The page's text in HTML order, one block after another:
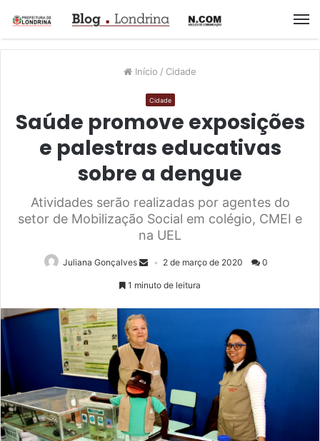
Início / Cidade
Cidade
Saúde promove exposições
e palestras educativas
sobre a dengue
Atividades serão realizadas por agentes do
setor de Mobilização Social em colégio, CMEI e
na UEL
Juliana Gonçalves 2 de março de 2020 0
1 minuto de leitura